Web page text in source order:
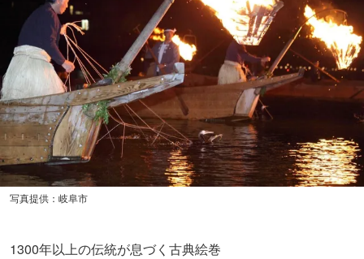
写真提供：岐阜市
1300年以上の伝統が息づく古典絵巻